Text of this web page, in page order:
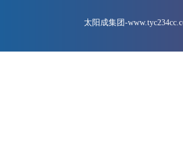
太阳成集团-